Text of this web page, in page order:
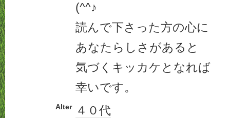
(^^♪
読んで下さった方の心に
あなたらしさがあると
気づくキッカケとなれば
幸いです。
Alter ４０代